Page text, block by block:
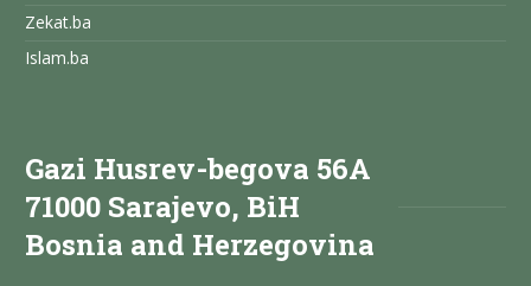
Zekat.ba
Islam.ba
Gazi Husrev-begova 56A
71000 Sarajevo, BiH
Bosnia and Herzegovina